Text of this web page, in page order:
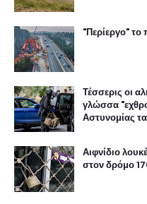
"Περίεργο"
Τέσσερις οι
γλώσσα
Αστυνομίας
Αιφνίδιο
στον δρόμο